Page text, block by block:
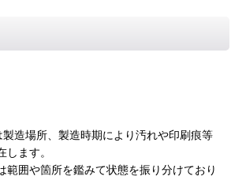
造場所、製造時期により汚れや印刷痕等
ます。
囲や箇所を鑑みて状態を振り分けており